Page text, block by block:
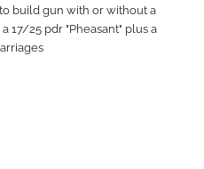
build gun with or without a
17/25 pdr "Pheasant" plus a